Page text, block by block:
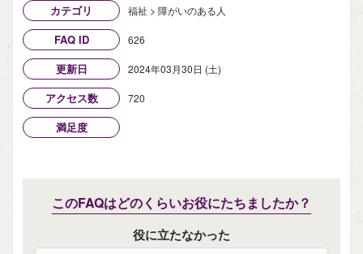
カテゴリ 福祉 > 障がいのある人
FAQ ID 626
更新日 2024年03月30日 (土)
アクセス数 720
満足度
このFAQはどのくらいお役にたちましたか？
役に立たなかった